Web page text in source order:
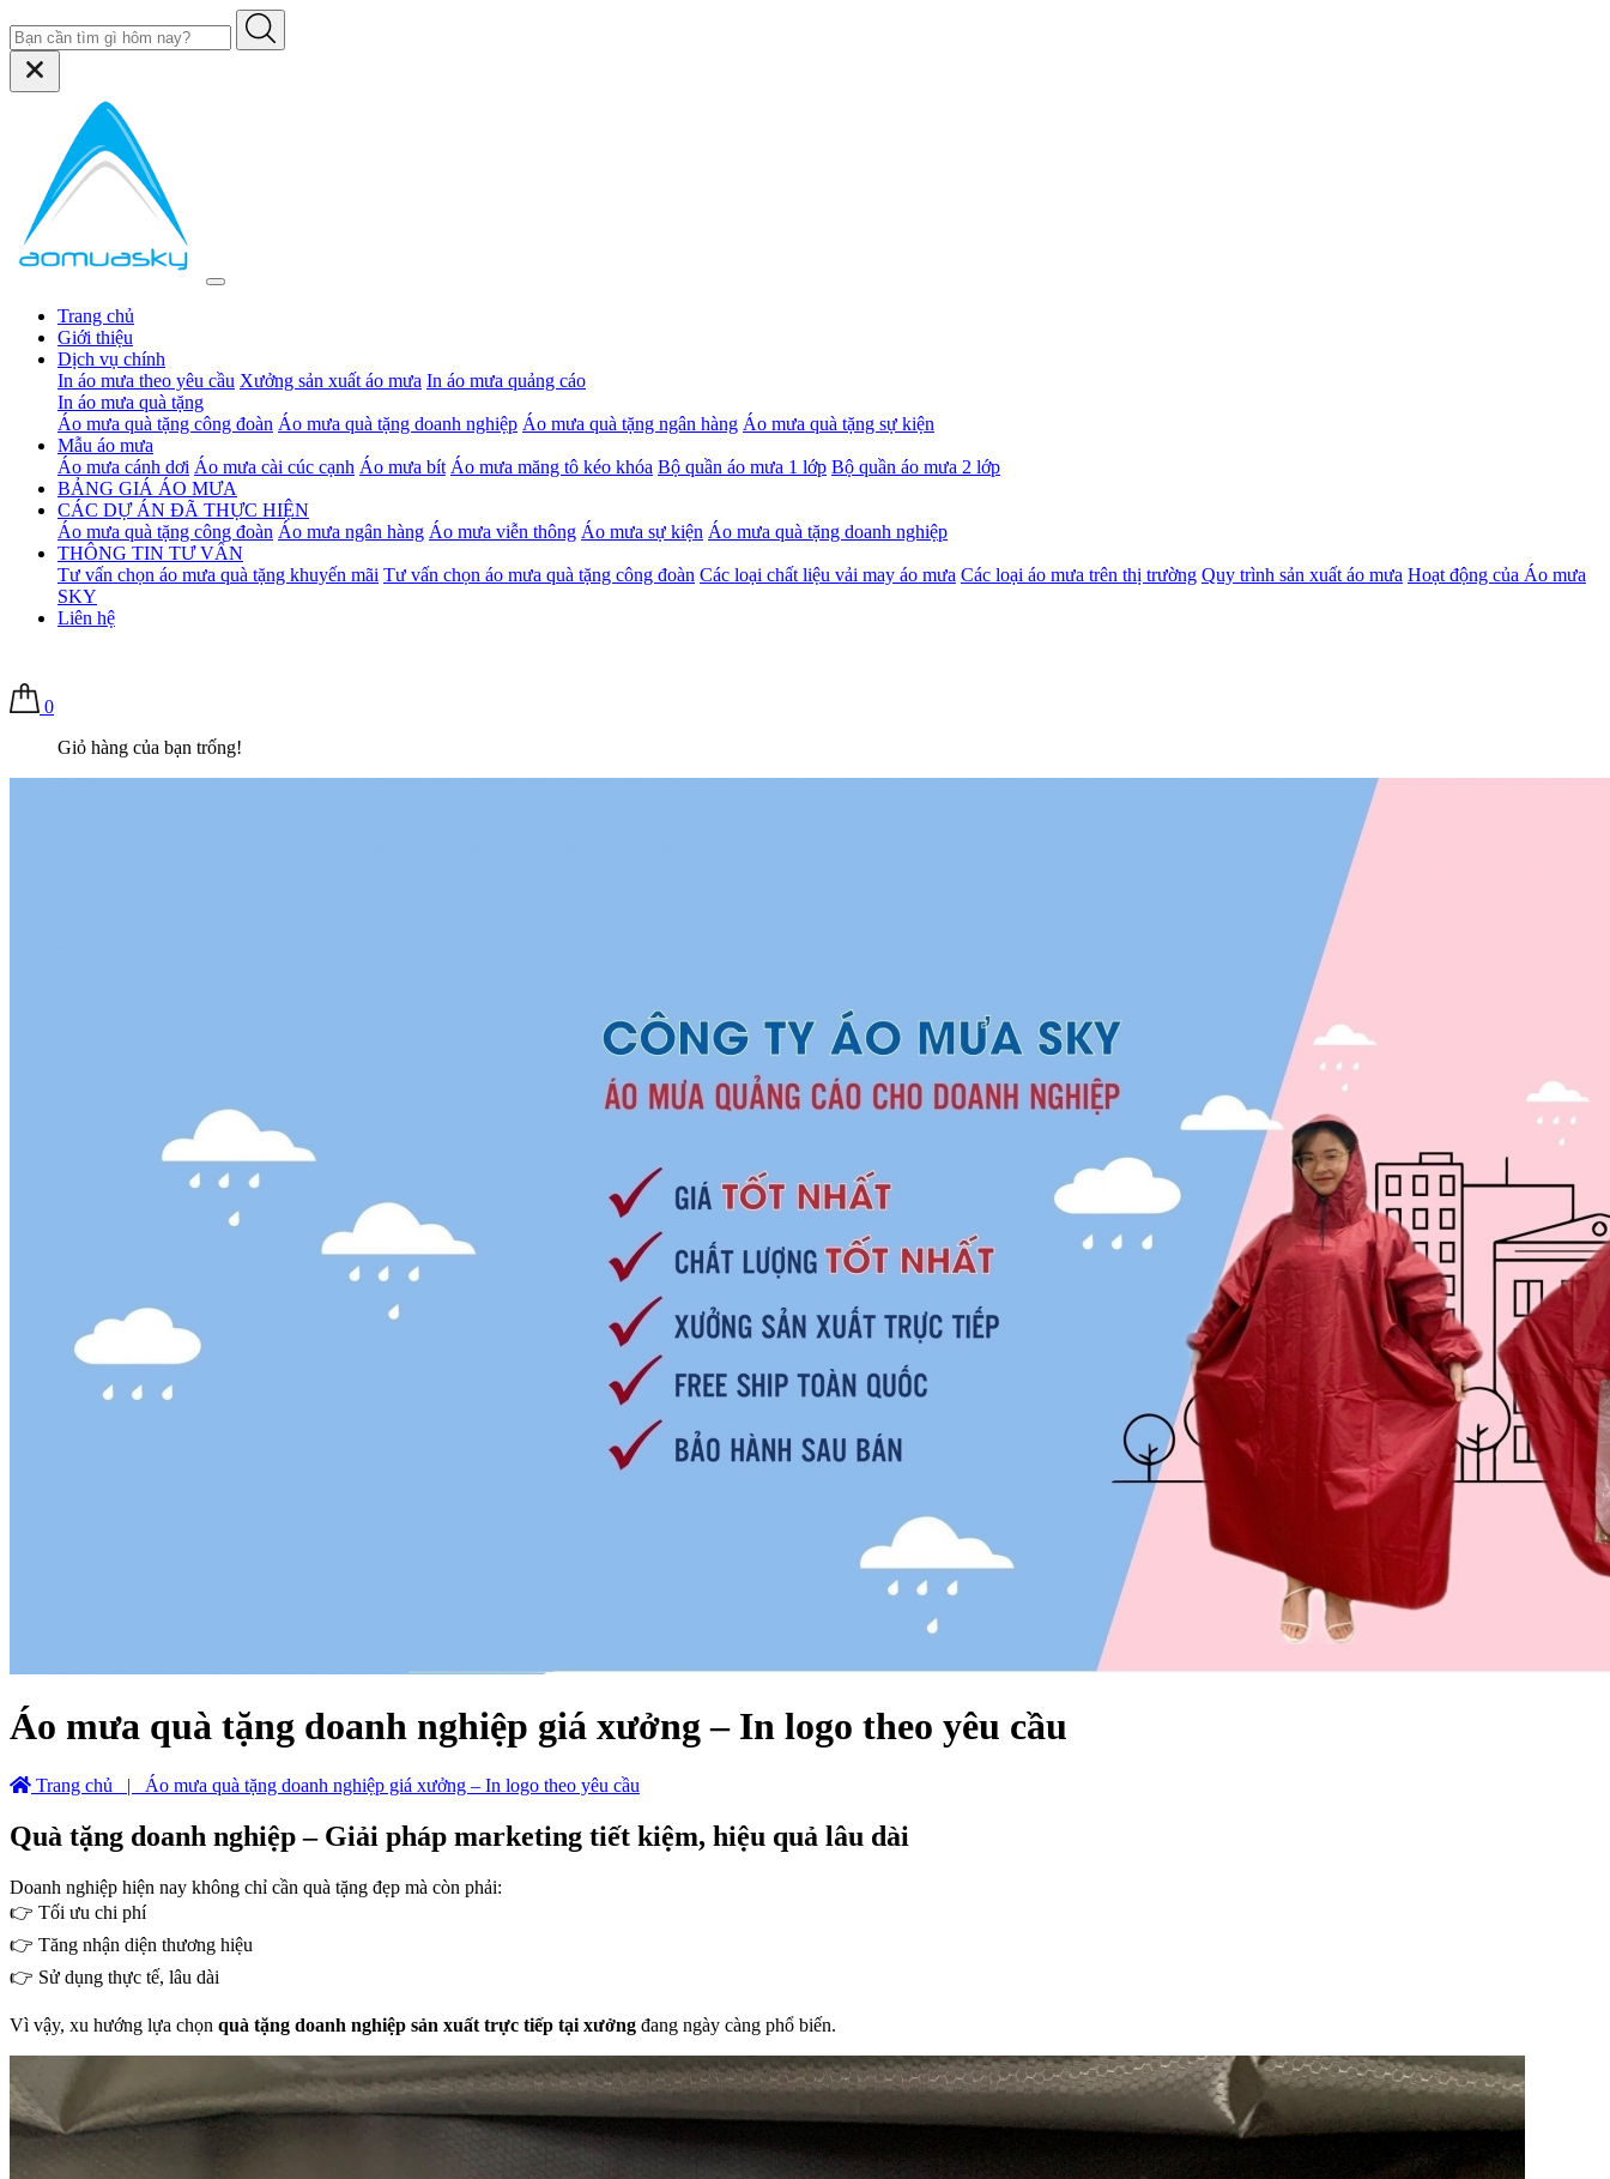
Trang chủ
Giới thiệu
Dịch vụ chính
In áo mưa theo yêu cầu Xưởng sản xuất áo mưa In áo mưa quảng cáo
In áo mưa quà tặng
Áo mưa quà tặng công đoàn Áo mưa quà tặng doanh nghiệp Áo mưa quà tặng ngân hàng Áo mưa quà tặng sự kiện
Mẫu áo mưa
Áo mưa cánh dơi Áo mưa cài cúc cạnh Áo mưa bít Áo mưa măng tô kéo khóa Bộ quần áo mưa 1 lớp Bộ quần áo mưa 2 lớp
BẢNG GIÁ ÁO MƯA
CÁC DỰ ÁN ĐÃ THỰC HIỆN
Áo mưa quà tặng công đoàn Áo mưa ngân hàng Áo mưa viễn thông Áo mưa sự kiện Áo mưa quà tặng doanh nghiệp
THÔNG TIN TƯ VẤN
Tư vấn chọn áo mưa quà tặng khuyến mãi Tư vấn chọn áo mưa quà tặng công đoàn Các loại chất liệu vải may áo mưa Các loại áo mưa trên thị trường Quy trình sản xuất áo mưa Hoạt động của Áo mưa
SKY
Liên hệ
0
Giỏ hàng của bạn trống!
Áo mưa quà tặng doanh nghiệp giá xưởng – In logo theo yêu cầu
Trang chủ | Áo mưa quà tặng doanh nghiệp giá xưởng – In logo theo yêu cầu
Quà tặng doanh nghiệp – Giải pháp marketing tiết kiệm, hiệu quả lâu dài
Doanh nghiệp hiện nay không chỉ cần quà tặng đẹp mà còn phải:
👉 Tối ưu chi phí
👉 Tăng nhận diện thương hiệu
👉 Sử dụng thực tế, lâu dài
Vì vậy, xu hướng lựa chọn quà tặng doanh nghiệp sản xuất trực tiếp tại xưởng đang ngày càng phổ biến.